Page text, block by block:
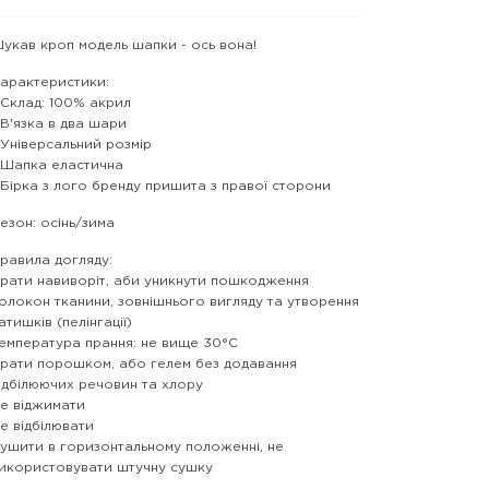
кроп модель шапки - ось вона!
100% акрил
в два шари
розмір
еластична
з лого бренду пришита з правої сторони
осінь/зима
догляду:
навиворіт, аби уникнути пошкодження
тканини, зовнішнього вигляду та утворення
(пелінгації)
прання: не вище 30°С
порошком, або гелем без додавання
речовин та хлору
віджимати
відбілювати
в горизонтальному положенні, не
штучну сушку